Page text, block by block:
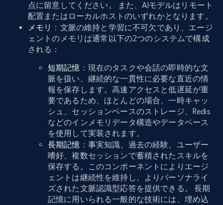
点に留意してください。 また、AIモデルはリモート
配置またはローカルホストのいずれかとなります。
メモリ
：文脈の維持と学習に不可欠であり、エージ
ェントのメモリは通常以下の2つのシステムで構成
される：
短期記憶 ：現在のタスクや会話の即時的な文
脈を扱い、継続的な一貫性に必要な直近の情
報を保存します。高速アクセスと低遅延が重
要であるため、ほとんどの場合、一時キャッ
シュ、セッションベースのストレージ、Redis
などのインメモリデータ構造やデータベース
を使用して実装されます。
長期記憶 ：事実知識、過去の経験、ユーザー
嗜好、複数セッションで蓄積されたスキルを
保存する。このコンポーネントによりエージ
ェントは継続性を維持し、よりパーソナライ
ズされた文脈認識型応答を提供できる。 長期
記憶に用いられる一般的な技術には、埋め込